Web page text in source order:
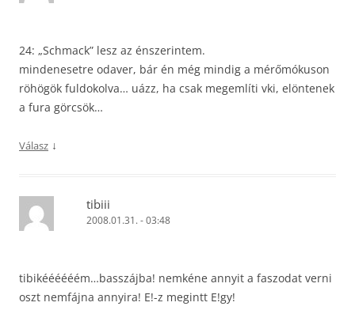
24: „Schmack” lesz az énszerintem.
mindenesetre odaver, bár én még mindig a mérőmókuson
röhögök fuldokolva… uázz, ha csak megemlíti vki, elöntenek
a fura görcsök…
Válasz ↓
tibiii
2008.01.31. - 03:48
tibikéééééém…basszájba! nemkéne annyit a faszodat verni
oszt nemfájna annyira! E!-z megintt E!gy!